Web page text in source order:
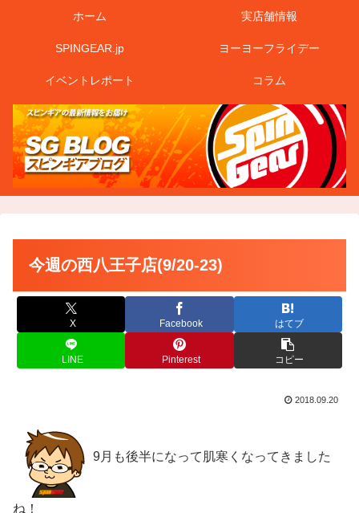
ホーム 実店舗情報
SPINGEAR.jp ヨーヨーフライデー
イベントレポート コラム
今週の西八王子店(9/20-23)
X Facebook はてブ
LINE Pinterest コピー
2018.09.20
9月も後半になって肌寒くなってきました
ね！